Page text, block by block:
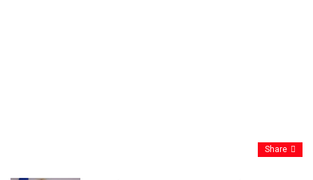
Share